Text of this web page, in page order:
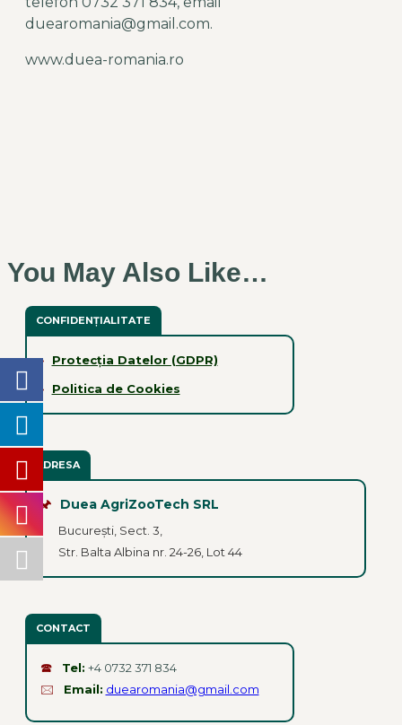
duearomania@gmail.com.
www.duea-romania.ro
You May Also Like…
CONFIDENȚIALITATE
›
Protecția Datelor (GDPR)
›
Politica de Cookies
ADRESA
🖈 Duea AgriZooTech SRL
București, Sect. 3,
Str. Balta Albina nr. 24-26, Lot 44
CONTACT
🕿 Tel: +4 0732 371 834
🖂
Email: duearomania@gmail.com